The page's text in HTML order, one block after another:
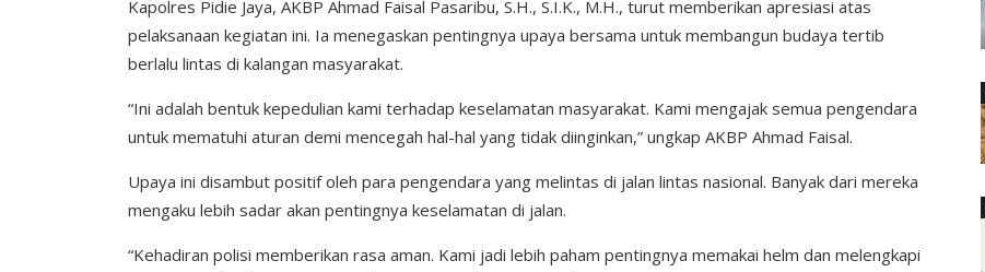
Kapolres Pidie Jaya, AKBP Ahmad Faisal Pasaribu, S.H., S.I.K., M.H., turut memberikan apresiasi atas
pelaksanaan kegiatan ini. Ia menegaskan pentingnya upaya bersama untuk membangun budaya tertib
berlalu lintas di kalangan masyarakat.
“Ini adalah bentuk kepedulian kami terhadap keselamatan masyarakat. Kami mengajak semua pengendara
untuk mematuhi aturan demi mencegah hal-hal yang tidak diinginkan,” ungkap AKBP Ahmad Faisal.
Upaya ini disambut positif oleh para pengendara yang melintas di jalan lintas nasional. Banyak dari mereka
mengaku lebih sadar akan pentingnya keselamatan di jalan.
“Kehadiran polisi memberikan rasa aman. Kami jadi lebih paham pentingnya memakai helm dan melengkapi